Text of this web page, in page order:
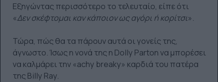
Εξηγώντας περισσότερο το τελευταίο, είπε ότι
«Δεν σκέφτομαι καν κάποιον ως αγόρι ή κορίτσι».
Τώρα, πώς θα τα πάρουν αυτά οι γονείς της,
άγνωστο. Ίσως η νονά της η Dolly Parton να μπορέσει
να καλμάρει την «achy breaky» καρδιά του πατέρα
της Billy Ray.